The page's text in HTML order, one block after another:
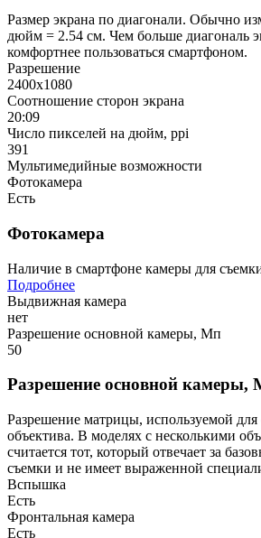
Размер экрана по диагонали. Обычно
дюйм = 2.54 см. Чем больше диагональ
комфортнее пользоваться смартфоном.
Разрешение
2400x1080
Соотношение сторон экрана
20:09
Число пикселей на дюйм, ppi
391
Мультимедийные возможности
Фотокамера
Есть
Фотокамера
Наличие в смартфоне камеры для
Подробнее
Выдвижная камера
нет
Разрешение основной камеры, Мп
50
Разрешение основной камеры,
Разрешение матрицы, используемой для
объектива. В моделях с несколькими
считается тот, который отвечает за
съемки и не имеет выраженной
Вспышка
Есть
Фронтальная камера
Есть